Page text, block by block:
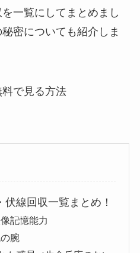
一覧にしてまとめまし
密についても紹介しま
料で見る方法
線回収一覧まとめ！
記憶能力
腕